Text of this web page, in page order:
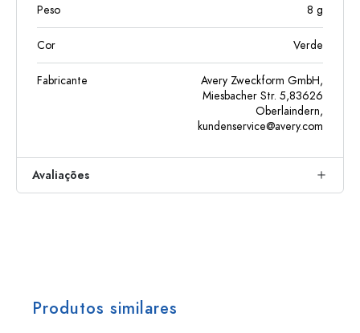
Peso 8 g
Cor Verde
Fabricante
Avery Zweckform GmbH,
Miesbacher Str. 5,83626
Oberlaindern,
kundenservice@avery.com
Avaliações
Produtos similares